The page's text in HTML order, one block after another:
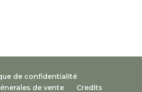
de confidentialité
de vente
Credits